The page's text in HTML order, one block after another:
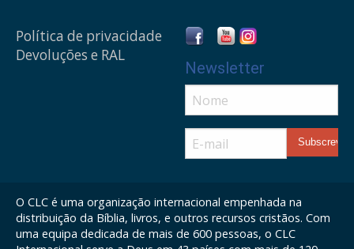
Política de privacidade
Devoluções e RAL
Newsletter
O CLC é uma organização internacional empenhada na
distribuição da Bíblia, livros, e outros recursos cristãos. Com
uma equipa dedicada de mais de 600 pessoas, o CLC